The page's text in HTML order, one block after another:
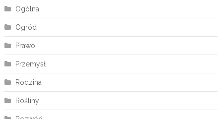
Ogólna
Ogród
Prawo
Przemysł
Rodzina
Rośliny